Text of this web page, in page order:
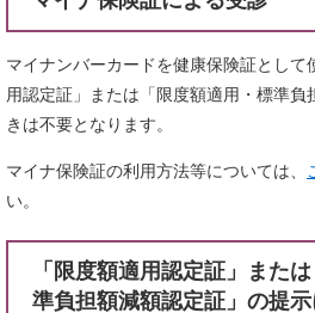
マイナンバーカードを健康保険証として
用認定証」または「限度額適用・標準
きは不要となります。
マイナ保険証の利用方法等については、
い。
「限度額適用認定証」また
準負担額減額認定証」の提